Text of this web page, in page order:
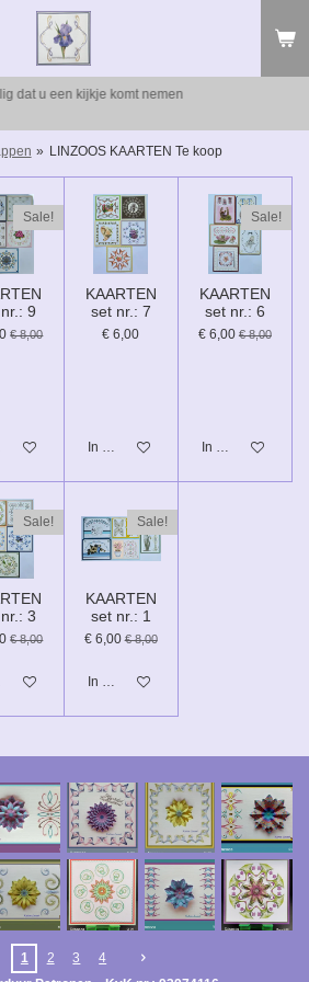
dat u een kijkje komt nemen
» LINZOOS KAARTEN Te koop
Sale!
9
€ 8,00
KAARTEN
set nr.: 7
€ 6,00
In winkelwagen
Sale!
KAARTEN
set nr.: 6
€ 6,00 € 8,00
In winkelwagen
Sale!
3
€ 8,00
Sale!
KAARTEN
set nr.: 1
€ 6,00 € 8,00
In winkelwagen
1 2 3
4